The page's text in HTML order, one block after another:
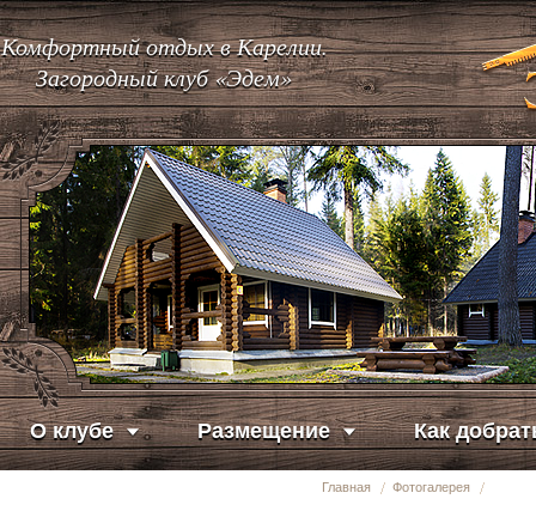
Комфортный отдых в Карелии.
Загородный клуб «Эдем»
О клубе Размещение Как
Главная Фотогалерея